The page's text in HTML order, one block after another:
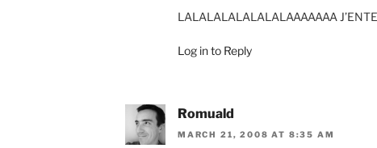
LALALALALALALALAAAAAAA
Log in to Reply
Romuald
MARCH 21, 2008 AT 8:35 AM